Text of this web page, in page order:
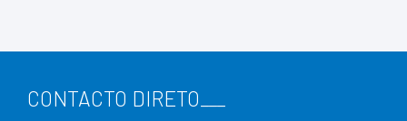
CONTACTO DIRETO